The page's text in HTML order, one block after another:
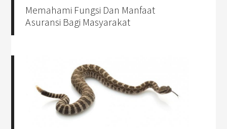
Memahami Fungsi Dan Manfaat
Asuransi Bagi Masyarakat